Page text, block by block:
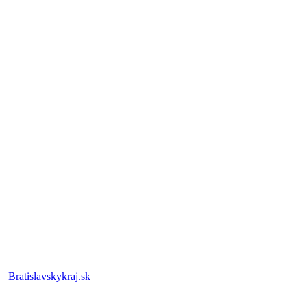
Bratislavskykraj.sk